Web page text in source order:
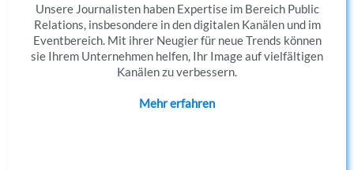
Unsere Journalisten haben Expertise im Bereich Public
Relations, insbesondere in den digitalen Kanälen und im
Eventbereich. Mit ihrer Neugier für neue Trends können
sie Ihrem Unternehmen helfen, Ihr Image auf vielfältigen
Kanälen zu verbessern.
Mehr erfahren